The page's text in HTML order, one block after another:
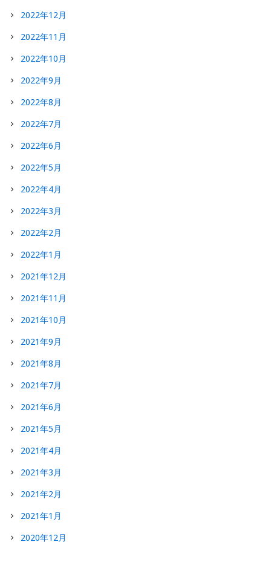
2022年12月
2022年11月
2022年10月
2022年9月
2022年8月
2022年7月
2022年6月
2022年5月
2022年4月
2022年3月
2022年2月
2022年1月
2021年12月
2021年11月
2021年10月
2021年9月
2021年8月
2021年7月
2021年6月
2021年5月
2021年4月
2021年3月
2021年2月
2021年1月
2020年12月